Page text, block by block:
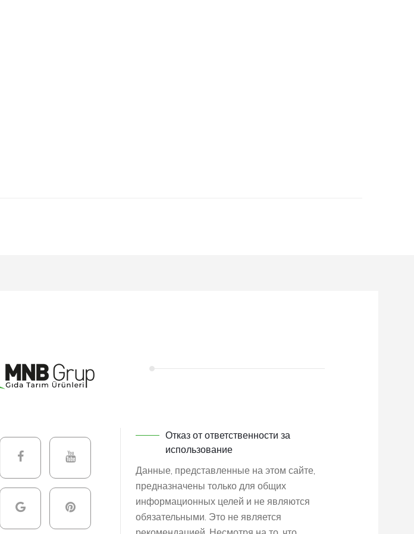
Отказ от ответственности за
использование
Данные, представленные на этом сайте,
предназначены только для общих
информационных целей и не являются
обязательными. Это не является